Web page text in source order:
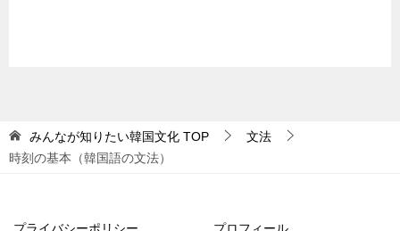
みんなが知りたい韓国文化 TOP
文法
時刻の基本（韓国語の文法）